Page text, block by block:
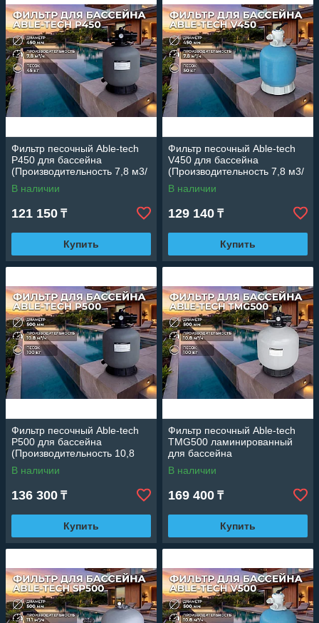
Фильтр песочный Able-tech
P450 для бассейна
(Производительность 7,8 м3/
ч, диаметр 450 мм)
В наличии
121 150 ₸
Купить
Фильтр песочный Able-tech
V450 для бассейна
(Производительность 7,8 м3/
ч, диаметр 450 мм)
В наличии
129 140 ₸
Купить
Фильтр песочный Able-tech
P500 для бассейна
(Производительность 10,8
м3/ч, диаметр 500 мм)
В наличии
136 300 ₸
Купить
Фильтр песочный Able-tech
TMG500 ламинированный
для бассейна
(Производительность 10,8
м3/ч, диаметр 500 мм)
В наличии
169 400 ₸
Купить